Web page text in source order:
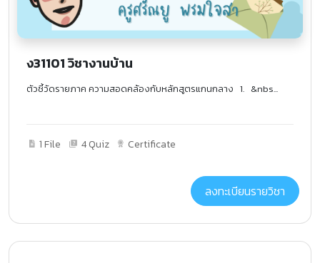
ง31101 วิชางานบ้าน
ตัวชี้วัดรายภาค ความสอดคล้องกับหลักสูตรแกนกลาง 1. &nbs...
1 File 4 Quiz Certificate
ลงทะเบียนรายวิชา